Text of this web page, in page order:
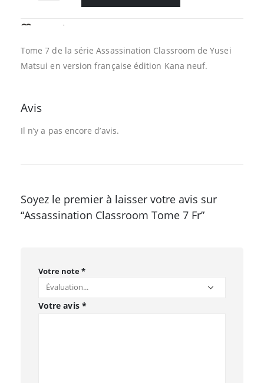
Tome 7 de la série Assassination Classroom de Yusei
Matsui en version française édition Kana neuf.
Avis
Il n’y a pas encore d’avis.
Soyez le premier à laisser votre avis sur
“Assassination Classroom Tome 7 Fr”
Votre note*
Votre avis *